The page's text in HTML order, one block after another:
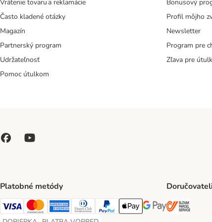
Vrátenie tovaru a reklamácie
Často kladené otázky
Magazín
Partnerský program
Udržateľnosť
Pomoc útulkom
Bonusový
Profil môjho
Newsletter
Program pre
Zľava pre
Platobné metódy
Visa Payment Method
Mastercard Payment Method
American Express Payment Method
Diners Club Payment Method
PayPal Payment Method
Apple Pay Payment Method
Google Pay Payment